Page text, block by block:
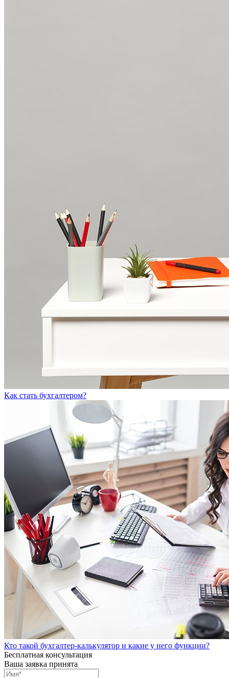
Как стать бухгалтером?
Кто такой бухгалтер-калькулятор и какие у него функции?
Бесплатная консультация
Ваша заявка принята